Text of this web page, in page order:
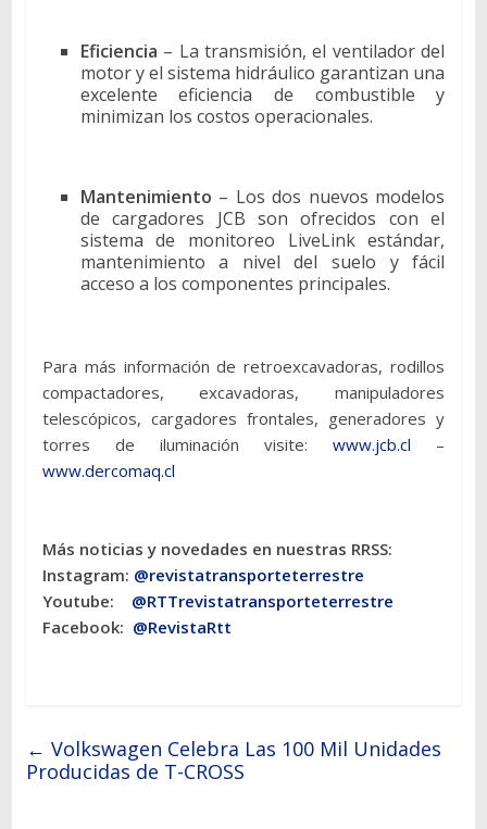
Eficiencia – La transmisión, el ventilador del
motor y el sistema hidráulico garantizan una
excelente eficiencia de combustible y
minimizan los costos operacionales.
Mantenimiento – Los dos nuevos modelos
de cargadores JCB son ofrecidos con el
sistema de monitoreo LiveLink estándar,
mantenimiento a nivel del suelo y fácil
acceso a los componentes principales.
Para más información de retroexcavadoras, rodillos
compactadores, excavadoras, manipuladores
telescópicos, cargadores frontales, generadores y
torres de iluminación visite:www.jcb.cl –
www.dercomaq.cl
Más noticias y novedades en nuestras RRSS:
Instagram: @revistatransporteterrestre
Youtube: @RTTrevistatransporteterrestre
Facebook: @RevistaRtt
← Volkswagen Celebra Las 100 Mil Unidades
Producidas de T-CROSS